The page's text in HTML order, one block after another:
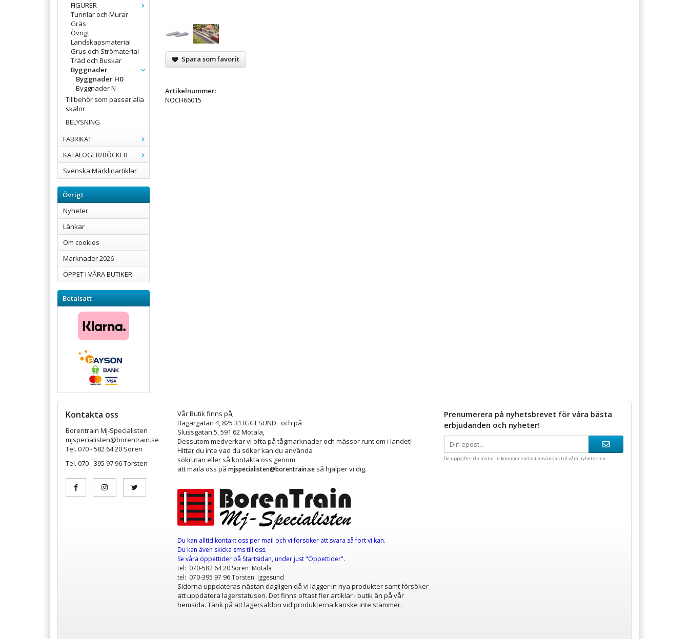
FIGURER
Tunnlar och Murar
Gräs
Övrigt
Landskapsmaterial
Grus och Strömaterial
Träd och Buskar
Byggnader
Byggnader H0
Byggnader N
Tillbehör som passar alla
skalor
BELYSNING
FABRIKAT
KATALOGER/BÖCKER
Svenska Märklinartiklar
Övrigt
Nyheter
Länkar
Om cookies
Marknader 2026
ÖPPET I VÅRA BUTIKER
Betalsätt
Spara som favorit
Artikelnummer:
NOCH66015
Kontakta oss
Borentrain Mj-Specialisten
mjspecialisten@borentrain.se
Tel. 070 - 582 64 20 Sören
Tel. 070 - 395 97 96 Torsten
Vår Butik finns på;
Bagargatan 4, 825 31 IGGESUND och på
Slussgatan 5, 591 62 Motala,
Dessutom medverkar vi ofta på tågmarknader och mässor runt om i landet!
Hittar du inte vad du söker kan du använda
sökrutan eller så kontakta oss genom
att maila oss på mjspecialisten@borentrain.se så hjälper vi dig.
Du kan alltid kontakt oss per mail och vi försöker att svara så fort vi kan.
Du kan även skicka sms till oss.
Se våra öppettiderpå Startsidan, under just "Öppettider".
tel: 070-582 64 20 Sören Motala
tel: 070-395 97 96 Torsten Iggesund
Sidorna uppdateras nästan dagligen då vi lägger in nya produkter samt försöker
att uppdatera lagerstatusen. Det finns oftast fler artiklar i butik än på vår
hemsida. Tänk på att lagersaldon vid produkterna kanske inte stämmer.
Prenumerera på nyhetsbrevet för våra bästa
erbjudanden och nyheter!
De uppgifter du matar in kommer endast användas till våra nyhetsbrev.